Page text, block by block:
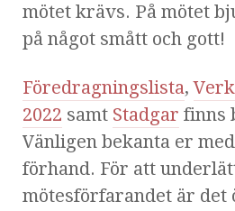
mötet krävs. På mötet
på något smått och gott!
Föredragningslista,
2022 samt Stadgar finns
Vänligen bekanta er
förhand. För att
mötesförfarandet är det